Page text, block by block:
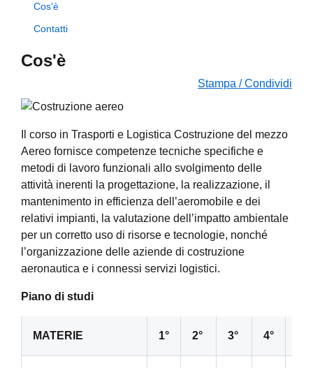
Cos'è
Contatti
Cos'è
Stampa / Condividi
Il corso in Trasporti e Logistica Costruzione del mezzo
Aereo fornisce competenze tecniche specifiche e
metodi di lavoro funzionali allo svolgimento delle
attività inerenti la progettazione, la realizzazione, il
mantenimento in efficienza dell’aeromobile e dei
relativi impianti, la valutazione dell’impatto ambientale
per un corretto uso di risorse e tecnologie, nonché
l’organizzazione delle aziende di costruzione
aeronautica e i connessi servizi logistici.
Piano di studi
MATERIE 1° 2° 3° 4°